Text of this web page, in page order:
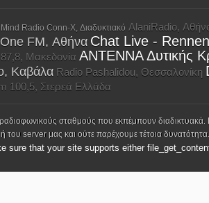
Mind Radio Conn-X, Διαδυκτιακό AlaniRadio,
One FM, Αθήνα Chat Live -
Μακεδονία ΑΝΤΕΝΝΑ Δυτικής
Καβάλα Radio Pashalidou, Θεσσαλονίκη
100,5, Στερεά Ελλάδα
σταθμούς που εκπέμπουν διαδικτυακά.
server μας και ούτε παρέχουμε τέτοια δυνατότητα.
sure that your site supports either